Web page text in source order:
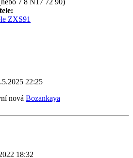
ZXS91
22:25
nová Bozankaya
18:32